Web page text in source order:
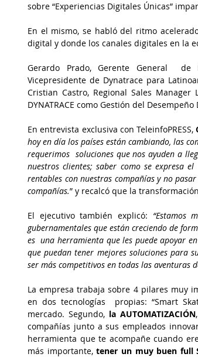
sobre “Experiencias Digitales Únicas”
En el mismo, se habló del ritmo
digital y donde los canales digitales en la
Gerardo Prado, Gerente General  de
Vicepresidente de Dynatrace para
Cristian Castro, Regional Sales
DYNATRACE como Gestión del
En entrevista exclusiva con TeleinfoPRESS,
hoy en día los países están cambiando, las
requerimos  soluciones que nos ayuden a
nuestros clientes; saber como se expresa
rentables con nuestras compañías y no
compañías.” y recalcó que la
El ejecutivo también explicó: “Estamos
gubernamentales que están creciendo de
es  una herramienta que les puede apoyar
que puedan tener mejores soluciones para
ser más competitivos en todas las aventuras
La empresa trabaja sobre 4 pilares muy
en dos tecnologías  propias: “Smart
mercado. Segundo, la AUTOMATIZACIÓN
compañías junto a sus empleados
herramienta que te acompañe cuando
más importante, tener un muy buen full